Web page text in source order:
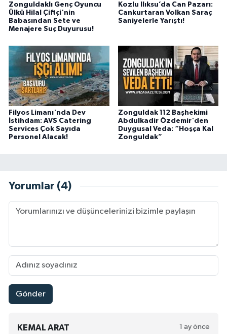
Zonguldaklı Genç Oyuncu
Ülkü Hilal Çiftçi'nin
Babasından Sete ve
Menajere Suç Duyurusu!
Kozlu Ilıksu’da Can Pazarı:
Cankurtaran Volkan Saraç
Saniyelerle Yarıştı!
Filyos Limanı'nda Dev
İstihdam: AVS Catering
Services Çok Sayıda
Personel Alacak!
Zonguldak 112 Başhekimi
Abdulkadir Özdemir'den
Duygusal Veda: “Hoşça Kal
Zonguldak”
Yorumlar (4)
Gönder
KEMAL ARAT 1 ay önce